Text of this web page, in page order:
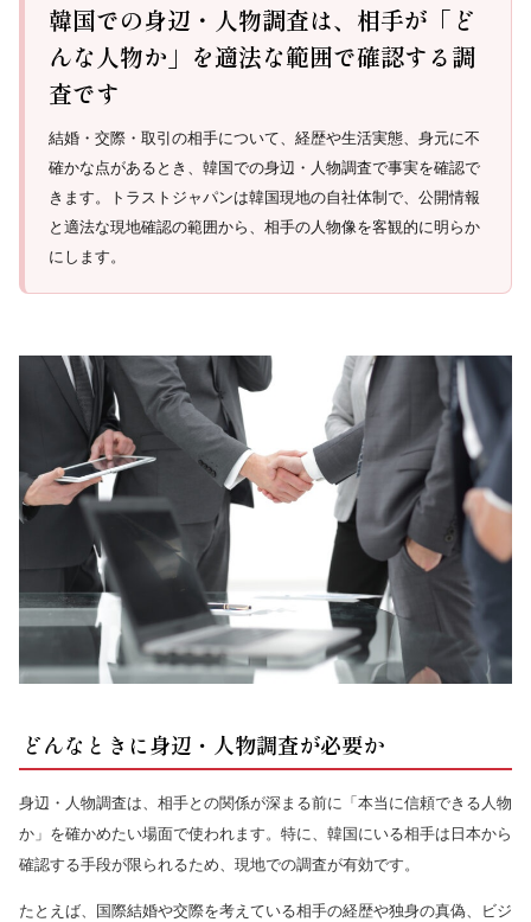
韓国での身辺・人物調査は、相手が「ど
んな人物か」を適法な範囲で確認する調
査です
結婚・交際・取引の相手について、経歴や生活実態、身元に不
確かな点があるとき、韓国での身辺・人物調査で事実を確認で
きます。トラストジャパンは韓国現地の自社体制で、公開情報
と適法な現地確認の範囲から、相手の人物像を客観的に明らか
にします。
どんなときに身辺・人物調査が必要か
身辺・人物調査は、相手との関係が深まる前に「本当に信頼できる人物
か」を確かめたい場面で使われます。特に、韓国にいる相手は日本から
確認する手段が限られるため、現地での調査が有効です。
たとえば、国際結婚や交際を考えている相手の経歴や独身の真偽、ビジ